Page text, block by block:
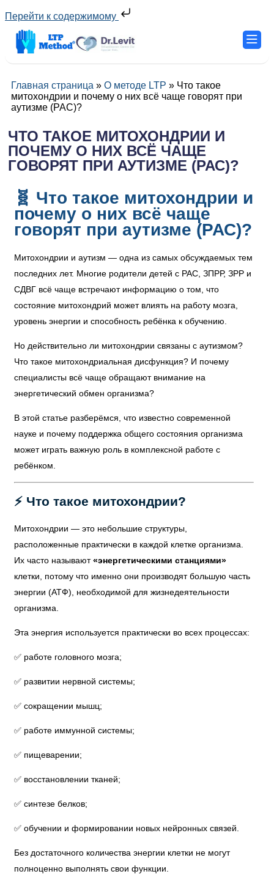
Перейти к содержимому
Главная страница » О методе LTP » Что такое
митохондрии и почему о них всё чаще говорят при
аутизме (РАС)?
ЧТО ТАКОЕ МИТОХОНДРИИ И
ПОЧЕМУ О НИХ ВСЁ ЧАЩЕ
ГОВОРЯТ ПРИ АУТИЗМЕ (РАС)?
🧬 Что такое митохондрии и
почему о них всё чаще
говорят при аутизме (РАС)?
Митохондрии и аутизм — одна из самых обсуждаемых тем
последних лет. Многие родители детей с РАС, ЗПРР, ЗРР и
СДВГ всё чаще встречают информацию о том, что
состояние митохондрий может влиять на работу мозга,
уровень энергии и способность ребёнка к обучению.
Но действительно ли митохондрии связаны с аутизмом?
Что такое митохондриальная дисфункция? И почему
специалисты всё чаще обращают внимание на
энергетический обмен организма?
В этой статье разберёмся, что известно современной
науке и почему поддержка общего состояния организма
может играть важную роль в комплексной работе с
ребёнком.
⚡ Что такое митохондрии?
Митохондрии — это небольшие структуры,
расположенные практически в каждой клетке организма.
Их часто называют«энергетическими станциями»
клетки, потому что именно они производят большую часть
энергии (АТФ), необходимой для жизнедеятельности
организма.
Эта энергия используется практически во всех процессах:
✅ работе головного мозга;
✅ развитии нервной системы;
✅ сокращении мышц;
✅ работе иммунной системы;
✅ пищеварении;
✅ восстановлении тканей;
✅ синтезе белков;
✅ обучении и формировании новых нейронных связей.
Без достаточного количества энергии клетки не могут
полноценно выполнять свои функции.